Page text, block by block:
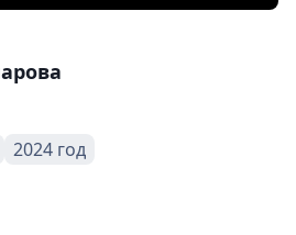
2024 год